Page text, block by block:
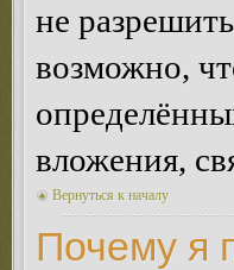
не
возможно,
вложения,
Вернуться к началу
Почему я